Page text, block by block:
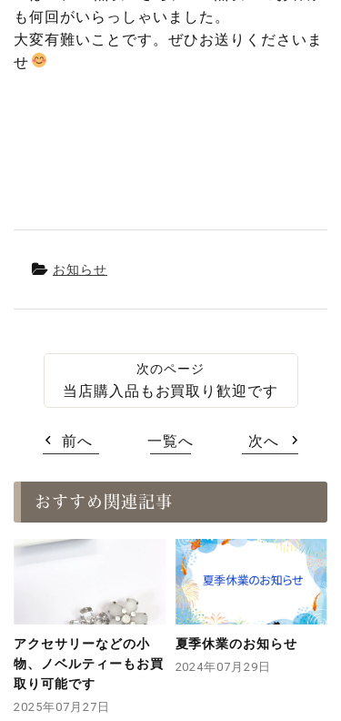
も何回がいらっしゃいました。
大変有難いことです。ぜひお送りくださいま
せ
お知らせ
当店購入品もお買取り歓迎です
前へ 一覧へ 次へ
おすすめ関連記事
アクセサリーなどの小
物、ノベルティーもお買
取り可能です
2025年07月27日
夏季休業のお知らせ
2024年07月29日